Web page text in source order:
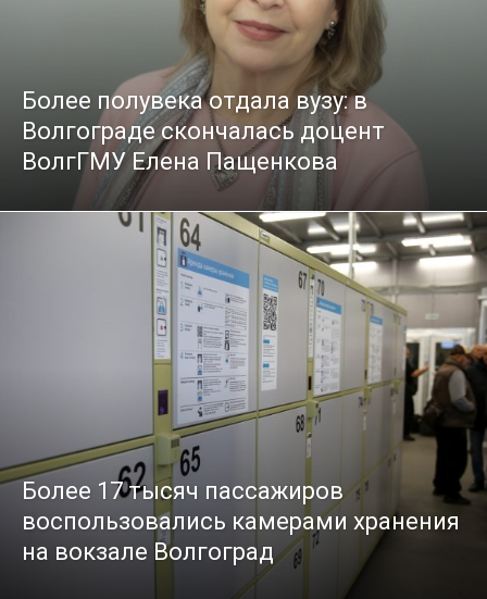
Более полувека отдала вузу: в
Волгограде скончалась доцент
ВолгГМУ Елена Пащенкова
Более 17 тысяч пассажиров
воспользовались камерами хранения
на вокзале Волгоград